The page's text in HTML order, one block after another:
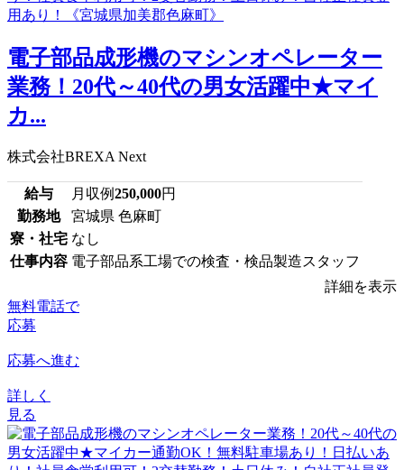
電子部品成形機のマシンオペレーター
業務！20代～40代の男女活躍中★マイ
カ...
株式会社BREXA Next
給与 月収例250,000円
勤務地
宮城県 色麻町
寮・社宅 なし
仕事内容 電子部品系工場での検査・検品製造スタッフ
詳細を表示
無料電話で
応募
応募へ進む
詳しく
見る